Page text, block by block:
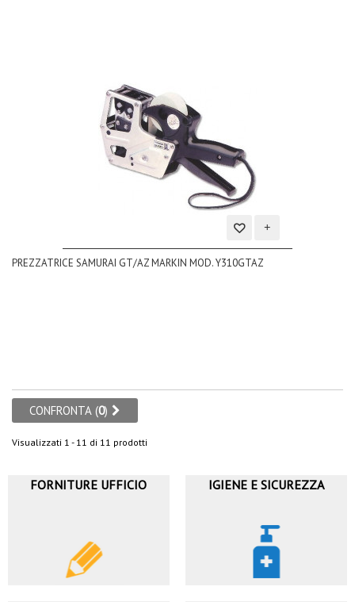
Aggiungi
alla
PREZZATRICE SAMURAI GT/AZ MARKIN MOD. Y310GTAZ
CONFRONTA (0)
Visualizzati 1 - 11 di 11 prodotti
FORNITURE UFFICIO IGIENE E SICUREZZA